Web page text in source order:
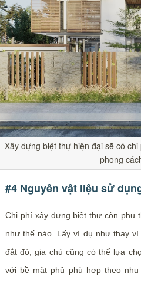
Xây dựng biệt thự hiện đại sẽ có
phong
#4 Nguyên vật liệu sử
Chi phí xây dựng biệt thự còn phụ
như thế nào. Lấy ví dụ như thay
đắt đỏ, gia chủ cũng có thể lựa
với bề mặt phủ phù hợp theo